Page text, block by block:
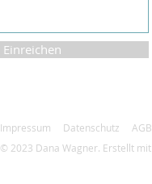
Einreichen
Impressum Datenschutz
AGB
© 2023 Dana Wagner. Erstellt mit